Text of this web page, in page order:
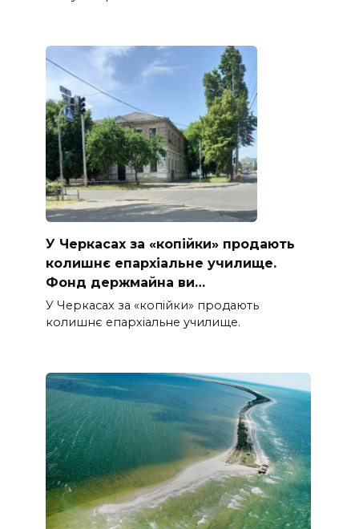
У Черкасах за «копійки» продають
колишнє епархіальне училище.
Фонд держмайна ви…
У Черкасах за «копійки» продають
колишнє епархіальне училище.